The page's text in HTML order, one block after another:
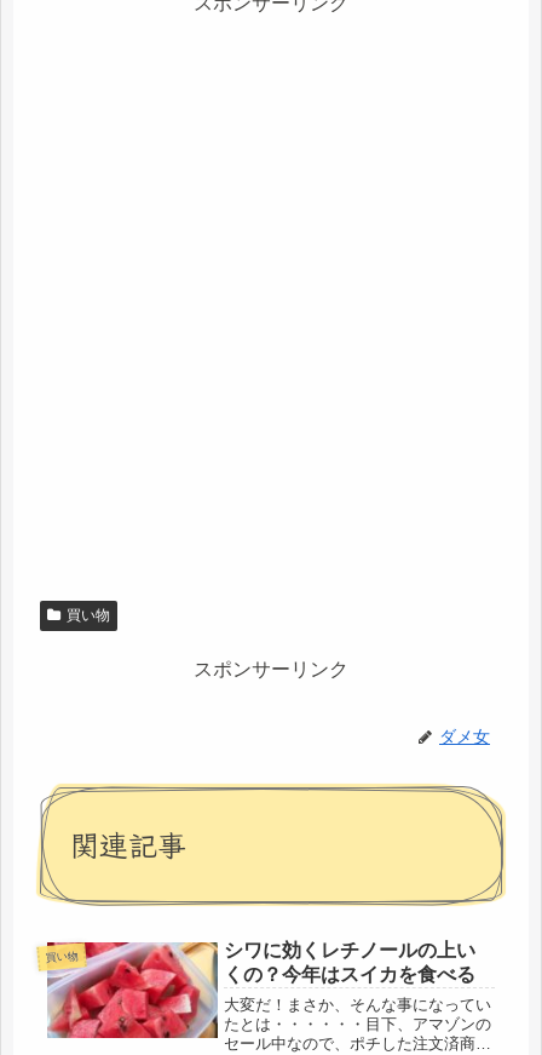
買い物
スポンサーリンク
ダメ女
関連記事
買い物
シワに効くレチノールの上い
くの？今年はスイカを食べる
大変だ！まさか、そんな事になってい
たとは・・・・・・目下、アマゾンの
セール中なので、ポチした注文済商品